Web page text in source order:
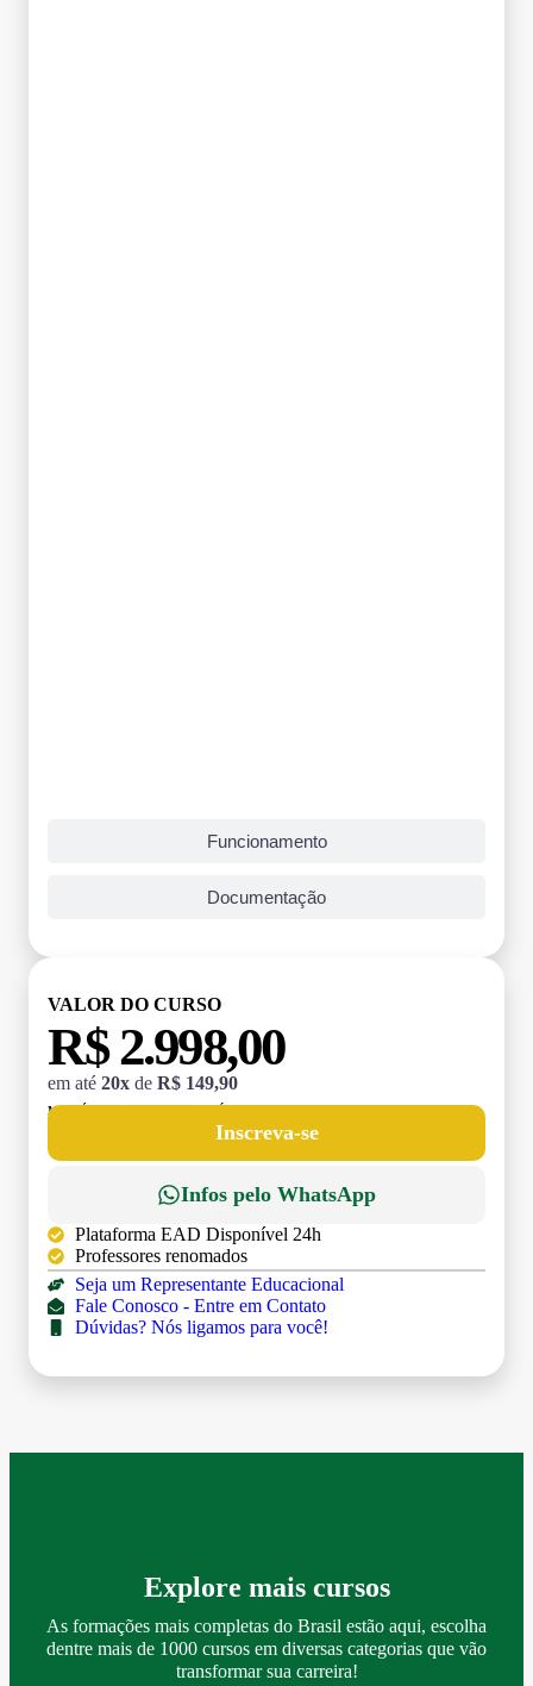
Funcionamento
Documentação
VALOR DO CURSO
R$ 2.998,00
em até 20x de R$ 149,90
MATRÍCULA:
Inscreva-se
Infos pelo WhatsApp
Plataforma EAD Disponível 24h
Professores renomados
Seja um Representante Educacional
Fale Conosco - Entre em Contato
Dúvidas? Nós ligamos para você!
Explore mais cursos
As formações mais completas do Brasil estão aqui, escolha
dentre mais de 1000 cursos em diversas categorias que vão
transformar sua carreira!